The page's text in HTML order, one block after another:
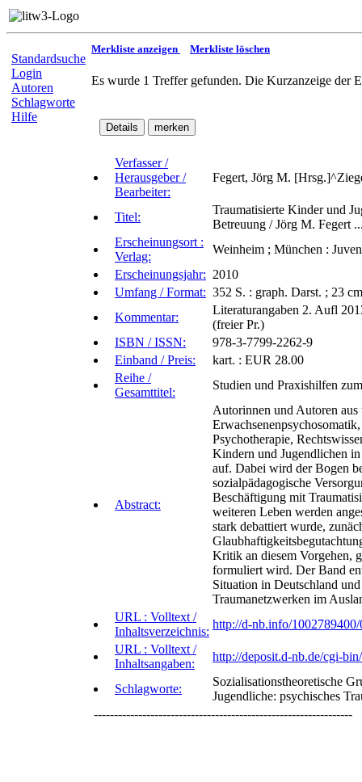
Standardsuche
Login
Autoren
Schlagworte
Hilfe
Merkliste anzeigen Merkliste löschen
Es wurde 1 Treffer gefunden. Die Kurzanzeige der
Verfasser /
Herausgeber /
Bearbeiter:
Fegert, Jörg M.
Titel:
Traumatisierte Kinder und
Betreuung / Jörg M. Fegert
Erscheinungsort :
Verlag:
Weinheim ; München :
Erscheinungsjahr: 2010
Umfang / Format: 352 S. : graph. Darst. ; 23 cm
Kommentar:
Literaturangaben 2. Aufl
(freier Pr.)
ISBN / ISSN:
978-3-7799-2262-9
Einband / Preis:
kart. : EUR 28.00
Reihe /
Gesamttitel:
Studien und Praxishilfen
Abstract:
Autorinnen und Autoren
Psychotherapie,
Kindern und Jugendlichen
auf. Dabei wird der Bogen
sozialpädagogische
Beschäftigung mit
weiteren Leben werden
stark debattiert wurde,
Kritik an diesem Vorgehen,
formuliert wird. Der Band
Situation in Deutschland
Traumanetzwerken im
URL : Volltext /
Inhaltsverzeichnis:
http://d-nb.info/1002789400/
URL : Volltext /
Inhaltsangaben:
http://deposit.d-nb.de/cgi-
Schlagworte:
Sozialisationstheoretische
Jugendliche: psychisches
----------------------------------------------------------------